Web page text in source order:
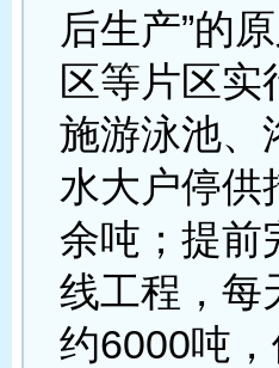
后生产”的
区等片区实
施游泳池、
水大户停供
余吨；提前
线工程，每
约6000吨